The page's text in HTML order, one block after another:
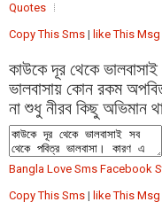
Quotes
Copy This Sms | like This Msg
কাউকে দূর থেকে
ভালবাসায় কোন রকম
না শুধু নীরব কিছু অভিমান
Bangla Love Sms Facebook
Copy This Sms | like This Msg